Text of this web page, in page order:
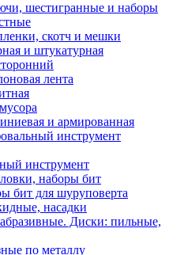
шестигранные и наборы
скотч и мешки
и штукатурная
лента
и армированная
инструмент
инструмент
наборы бит
бит для шуруповерта
насадки
Диски: пильные,
по металлу